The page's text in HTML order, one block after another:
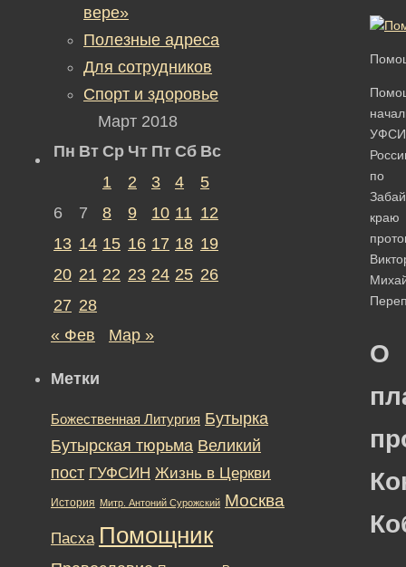
по
краю
О
вере»
Полезные адреса
Для сотрудников
Спорт и здоровье
Март 2018
Пн Вт Ср Чт Пт Сб Вс
1
2 3 4
5
6
7 8 9 10 11 12
13 14 15 16 17 18 19
20 21 22 23 24 25 26
27 28
« Фев
Мар »
Метки
Божественная Литургия Бутырка
Бутырская тюрьма Великий
пост ГУФСИН Жизнь в Церкви
История Митр. Антоний Сурожский Москва
Пасха Помощник